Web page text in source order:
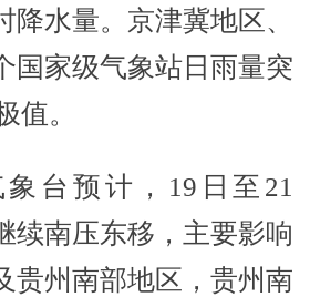
降水量。京津冀地区、
国家级气象站日雨量突
值。
预计，19日至21
续南压东移，主要影响
贵州南部地区，贵州南